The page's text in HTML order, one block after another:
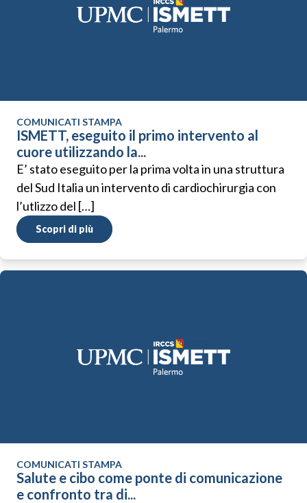
COMUNICATI STAMPA
ISMETT, eseguito il primo intervento al
cuore utilizzando la...
E’ stato eseguito per la prima volta in una struttura
del Sud Italia un intervento di cardiochirurgia con
l’utlizzo del […]
Scopri di più
COMUNICATI STAMPA
Salute e cibo come ponte di comunicazione
e confronto tra di...